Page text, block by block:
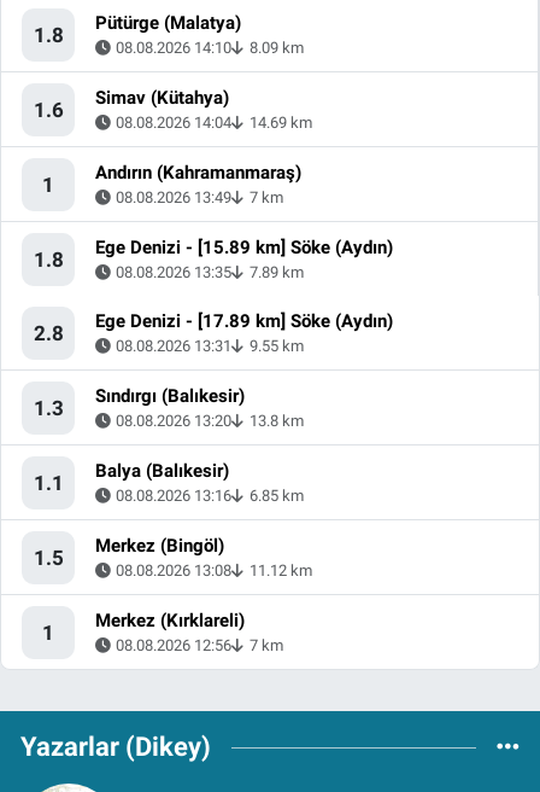
1.8 Pütürge (Malatya)
08.08.2026 14:10 8.09 km
1.6 Simav (Kütahya)
08.08.2026 14:04 14.69 km
1 Andırın (Kahramanmaraş)
08.08.2026 13:49 7 km
1.8 Ege Denizi - [15.89 km] Söke (Aydın)
08.08.2026 13:35 7.89 km
2.8 Ege Denizi - [17.89 km] Söke (Aydın)
08.08.2026 13:31 9.55 km
1.3 Sındırgı (Balıkesir)
08.08.2026 13:20 13.8 km
1.1 Balya (Balıkesir)
08.08.2026 13:16 6.85 km
1.5 Merkez (Bingöl)
08.08.2026 13:08 11.12 km
1 Merkez (Kırklareli)
08.08.2026 12:56 7 km
Yazarlar (Dikey)